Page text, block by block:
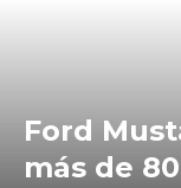
Ford
más de